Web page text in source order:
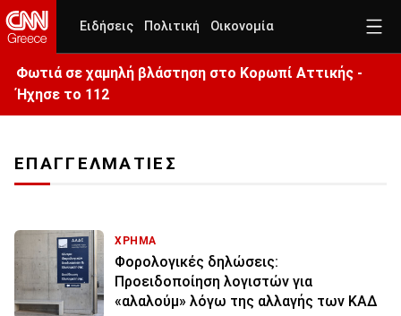
Ειδήσεις Πολιτική Οικονομία
Φωτιά σε χαμηλή βλάστηση στο Κορωπί Αττικής -
Ήχησε το 112
ΕΠΑΓΓΕΛΜΑΤΙΕΣ
ΧΡΗΜΑ
Φορολογικές δηλώσεις:
Προειδοποίηση λογιστών για
«αλαλούμ» λόγω της αλλαγής των ΚΑΔ